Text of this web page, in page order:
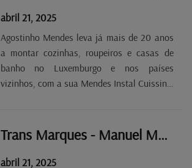
abril 21, 2025
Agostinho Mendes leva já mais de 20 anos
a montar cozinhas, roupeiros e casas de
banho no Luxemburgo e nos países
vizinhos, com a sua Mendes Instal Cuissine.
fabricantes portugueses falham na
assistência pós-venda e no...
Trans Marques - Manuel Marques Tp. 2 Ep. 63
abril 21, 2025